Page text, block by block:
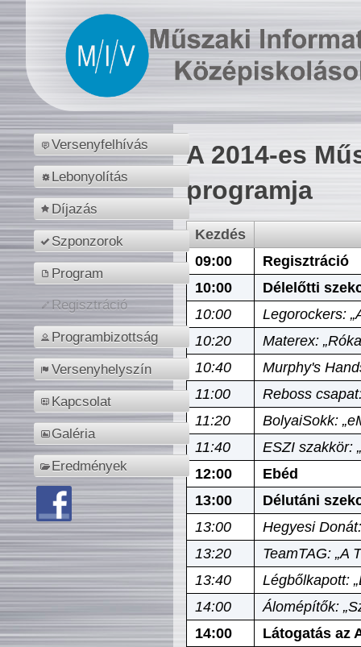
Versenyfelhívás
Lebonyolítás
Díjazás
Szponzorok
Program
Regisztráció
Programbizottság
Versenyhelyszín
Kapcsolat
Galéria
Eredmények
A 2014-es
programja
Kezdés
09:00
Regisztráció
10:00
Délelőtti
10:00
Legorockers:
10:20
Materex:
10:40
Murphy's
11:00
Reboss
11:20
BolyaiSokk:
11:40
ESZI szakkör:
12:00
Ebéd
13:00
Délutáni
13:00
Hegyesi
13:20
TeamTAG: „A
13:40
Légbőlkapott:
14:00
Álomépítők:
14:00
Látogatás az